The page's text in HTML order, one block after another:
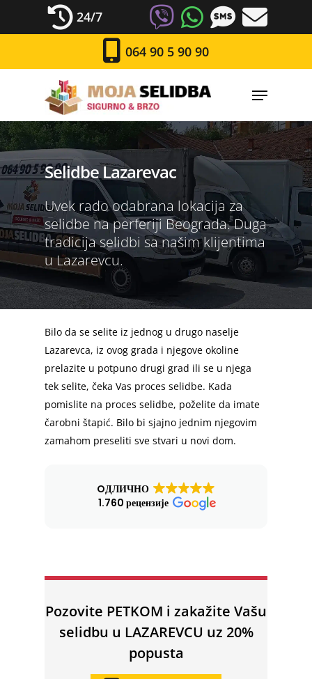
24/7
064 90 5 90 90
Selidbe Lazarevac
Uvek rado odabrana lokacija za
selidbe na perferiji Beograda. Duga
tradicija selidbi sa našim klijentima
u Lazarevcu.
Bilo da se selite iz jednog u drugo naselje
Lazarevca, iz ovog grada i njegove okoline
prelazite u potpuno drugi grad ili se u njega
tek selite, čeka Vas proces selidbe. Kada
pomislite na proces selidbe, poželite da imate
čarobni štapić. Bilo bi sjajno jednim njegovim
zamahom preseliti sve stvari u novi dom.
OДЛИЧНО
1.760 рецензије
Pozovite PETKOM i zakažite Vašu
selidbu u LAZAREVCU uz 20%
popusta